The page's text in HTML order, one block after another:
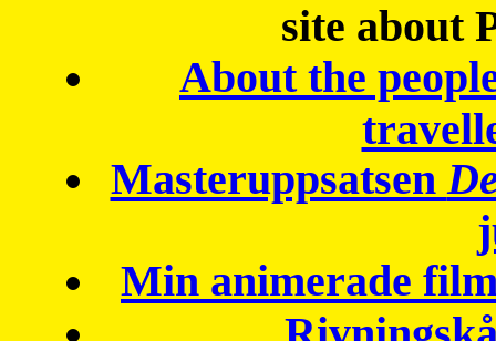
site about
About the
Masteruppsatsen
Min animerade